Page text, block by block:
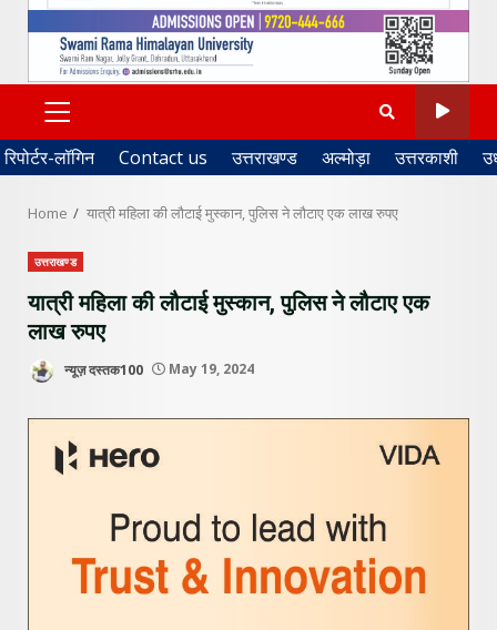
PRIMARY
MENU
रिपोर्टर-लॉगिन Contact us उत्तराखण्ड अल्मोड़ा उत्तरकाशी
Home यात्री महिला की लौटाई मुस्कान, पुलिस ने लौटाए एक लाख रुपए
उत्तराखण्ड
यात्री महिला की लौटाई मुस्कान, पुलिस ने लौटाए एक
लाख रुपए
न्यूज़ दस्तक100 May 19, 2024